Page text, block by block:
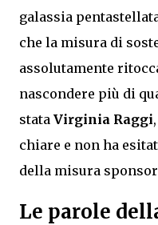
galassia
che la misura di
assolutamente
nascondere più di
stata Virginia Raggi
chiare e non ha
della misura
Le parole